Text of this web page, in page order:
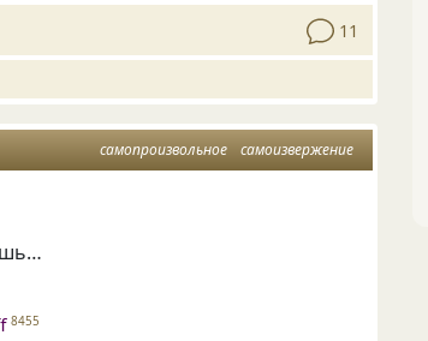
11
самопроизвольное самоизвержение
8455